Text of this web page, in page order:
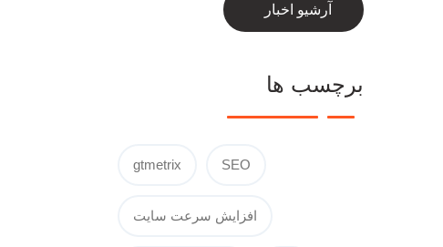
آرشیو اخبار
برچسب ها
gtmetrix SEO
افزایش سرعت سایت